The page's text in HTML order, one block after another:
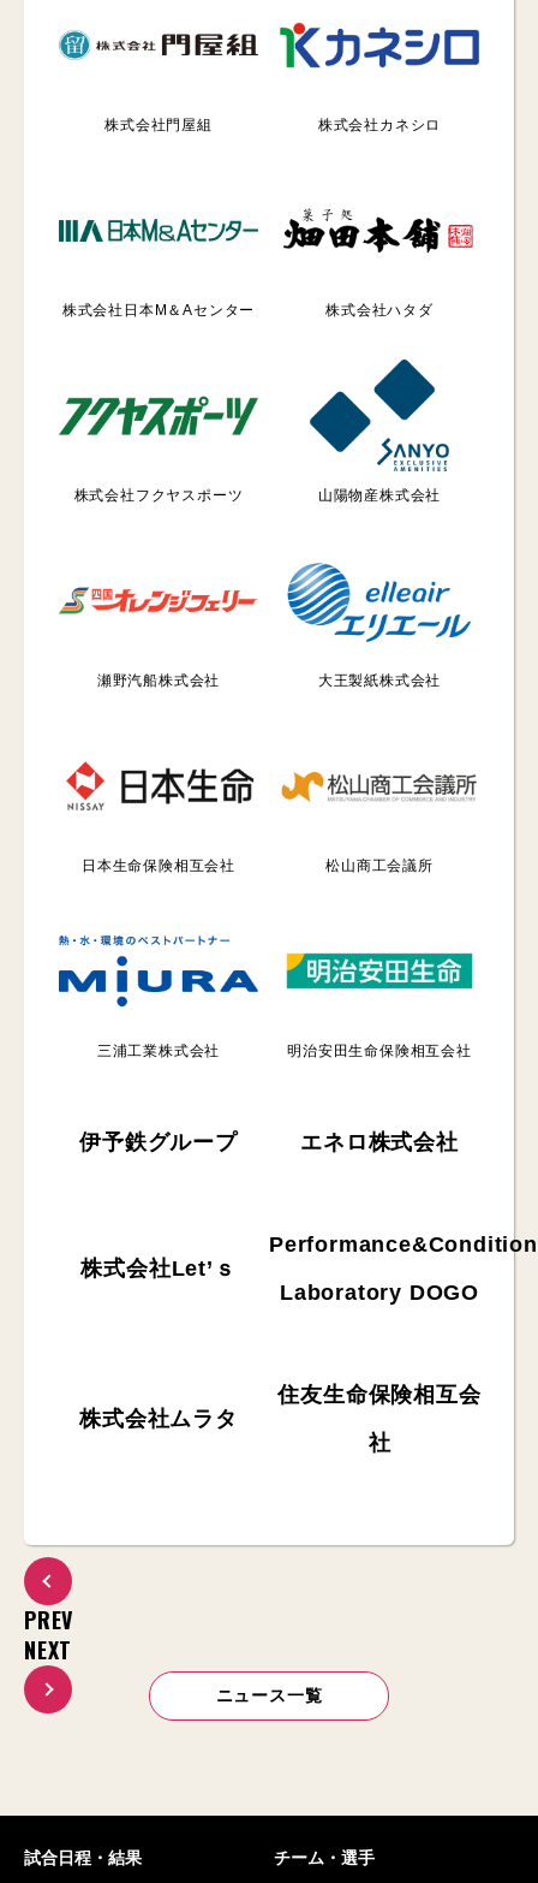
株式会社門屋組 株式会社カネシロ
株式会社日本M＆Aセンター 株式会社ハタダ
株式会社フクヤスポーツ 山陽物産株式会社
瀬野汽船株式会社 大王製紙株式会社
日本生命保険相互会社 松山商工会議所
三浦工業株式会社 明治安田生命保険相互会社
伊予鉄グループ エネロ株式会社
株式会社Let’ｓ
Laboratory DOGO
株式会社ムラタ
住友生命保険相互会
社
PREV
ニュース一覧
NEXT
試合日程・結果
チーム・選手